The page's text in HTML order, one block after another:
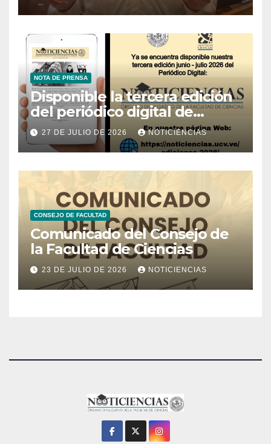
NOTA DE PRENSA
Disponible la tercera edición
del periódico digital de
Noticiencias 2026
27 DE JULIO DE 2026 NOTICIENCIAS
CONSEJO DE FACULTAD
Comunicado del Consejo de
la Facultad de Ciencias
23 DE JULIO DE 2026 NOTICIENCIAS